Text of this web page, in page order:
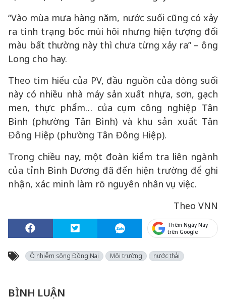
“Vào mùa mưa hàng năm, nước suối cũng có xảy
ra tình trạng bốc mùi hôi nhưng hiện tượng đổi
màu bất thường này thì chưa từng xảy ra” – ông
Long cho hay.
Theo tìm hiểu của PV, đầu nguồn của dòng suối
này có nhiều nhà máy sản xuất nhựa, sơn, gạch
men, thực phẩm… của cụm công nghiệp Tân
Bình (phường Tân Bình) và khu sản xuất Tân
Đông Hiệp (phường Tân Đông Hiệp).
Trong chiều nay, một đoàn kiểm tra liên ngành
của tỉnh Bình Dương đã đến hiện trường để ghi
nhận, xác minh làm rõ nguyên nhân vụ việc.
Theo VNN
Thêm Ngày Nay
trên Google
Ô nhiễm sông Đồng Nai Môi trường nước thải
BÌNH LUẬN